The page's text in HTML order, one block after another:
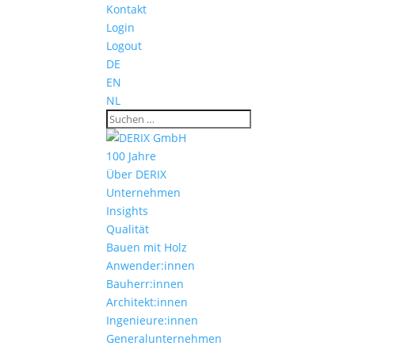
Kontakt
Login
Logout
DE
EN
NL
100 Jahre
Über DERIX
Unternehmen
Insights
Qualität
Bauen mit Holz
Anwender:innen
Bauherr:innen
Architekt:innen
Ingenieure:innen
Generalunternehmen